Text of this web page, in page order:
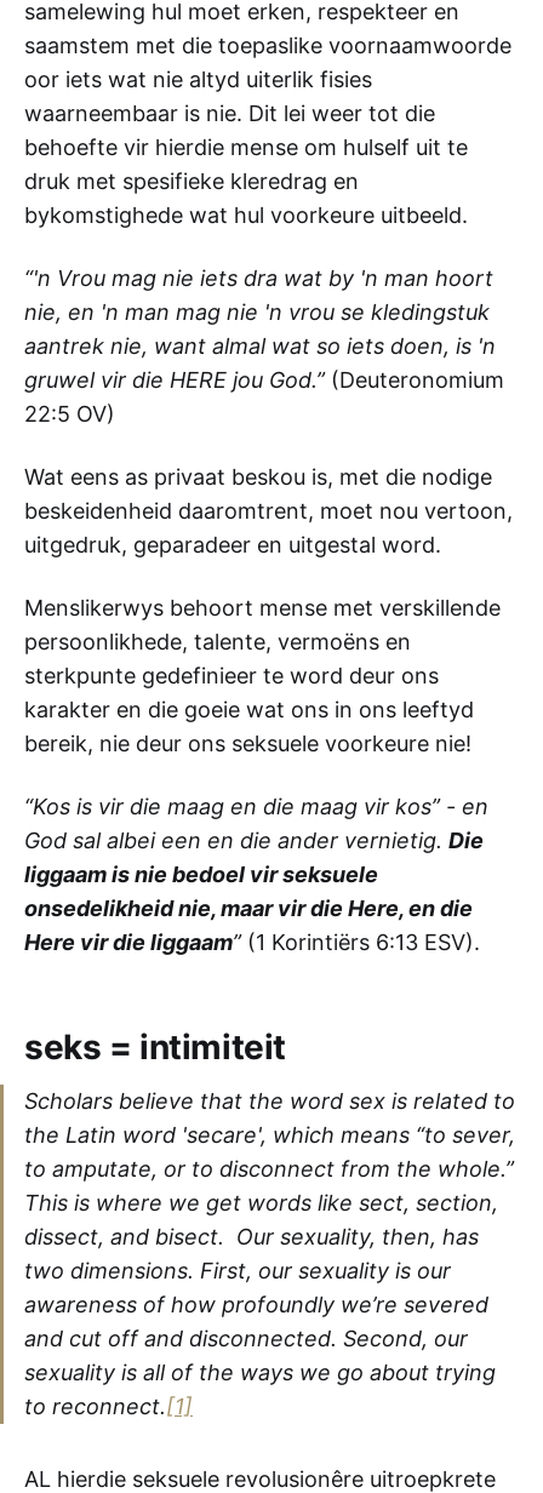
samelewing hul moet erken, respekteer en
saamstem met die toepaslike voornaamwoorde
oor iets wat nie altyd uiterlik fisies
waarneembaar is nie. Dit lei weer tot die
behoefte vir hierdie mense om hulself uit te
druk met spesifieke kleredrag en
bykomstighede wat hul voorkeure uitbeeld.
“'n Vrou mag nie iets dra wat by 'n man hoort
nie, en 'n man mag nie 'n vrou se kledingstuk
aantrek nie, want almal wat so iets doen, is 'n
gruwel vir die HERE jou God.”(Deuteronomium
22:5 OV)
Wat eens as privaat beskou is, met die nodige
beskeidenheid daaromtrent, moet nou vertoon,
uitgedruk, geparadeer en uitgestal word.
Menslikerwys behoort mense met verskillende
persoonlikhede, talente, vermoëns en
sterkpunte gedefinieer te word deur ons
karakter en die goeie wat ons in ons leeftyd
bereik, nie deur ons seksuele voorkeure nie!
“Kos is vir die maag en die maag vir kos” - en
God sal albei een en die ander vernietig. Die
liggaam is nie bedoel vir seksuele
onsedelikheid nie, maar vir die Here, en die
Here vir die liggaam”(1 Korintiërs 6:13 ESV).
seks = intimiteit
Scholars believe that the word sex is related to
the Latin word 'secare', which means “to sever,
to amputate, or to disconnect from the whole.”
This is where we get words like sect, section,
dissect, and bisect. Our sexuality, then, has
two dimensions. First, our sexuality is our
awareness of how profoundly we’re severed
and cut off and disconnected. Second, our
sexuality is all of the ways we go about trying
to reconnect.[1]
AL hierdie seksuele revolusionêre uitroepkrete